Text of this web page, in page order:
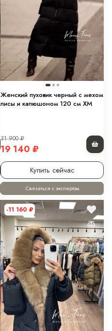
Женский пуховик черный с мехом
лисы и капюшоном 120 см XM
31 900₽
19 140 ₽
Купить сейчас
Связаться с экспертом
-11 160 ₽